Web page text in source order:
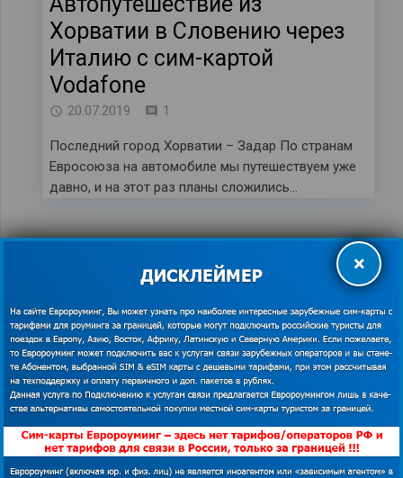
Хорватии в Словению через
Италию с сим-картой
Vodafone
20.07.2019 1
Последний город Хорватии – Задар По странам
Евросоюза на автомобиле мы путешествуем уже
давно, и на этот раз планы сложились…
Бесплатно на Гоа, или почему
я люблю свою работу и
отзыв о тарифе Globalsim
Direct
12.07.2019
глобалсим,на Гоа,отзыв,сим-карта для
×